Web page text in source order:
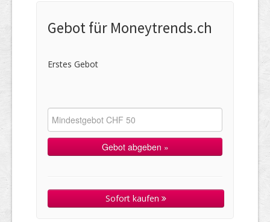
Gebot für Moneytrends.ch
Erstes Gebot
Sofort kaufen